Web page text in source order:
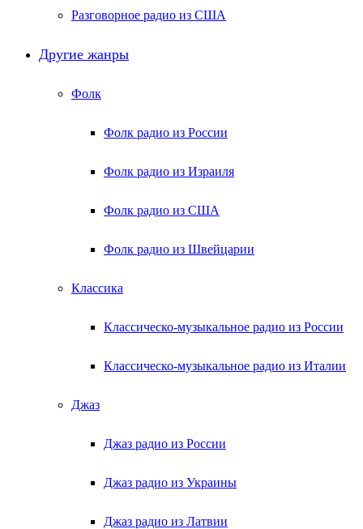
Разговорное радио из США
Другие жанры
Фолк
Фолк радио из России
Фолк радио из Израиля
Фолк радио из США
Фолк радио из Швейцарии
Классика
Классическо-музыкальное радио из России
Классическо-музыкальное радио из Италии
Джаз
Джаз радио из России
Джаз радио из Украины
Джаз радио из Латвии